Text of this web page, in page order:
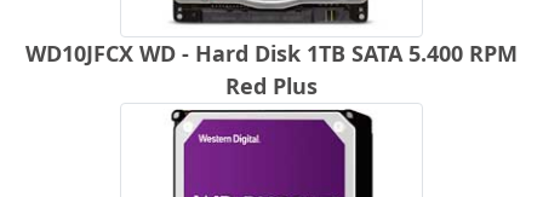
WD10JFCX WD - Hard Disk 1TB SATA 5.400 RPM
Red Plus